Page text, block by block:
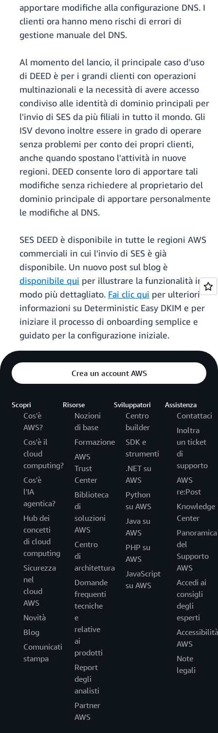
apportare modifiche alla configurazione DNS. I
clienti ora hanno meno rischi di errori di
gestione manuale del DNS.
Al momento del lancio, il principale caso d'uso
di DEED è per i grandi clienti con operazioni
multinazionali e la necessità di avere accesso
condiviso alle identità di dominio principali per
l'invio di SES da più filiali in tutto il mondo. Gli
ISV devono inoltre essere in grado di operare
senza problemi per conto dei propri clienti,
anche quando spostano l'attività in nuove
regioni. DEED consente loro di apportare tali
modifiche senza richiedere al proprietario del
dominio principale di apportare personalmente
le modifiche al DNS.
SES DEED è disponibile in tutte le regioni AWS
commerciali in cui l'invio di SES è già
disponibile. Un nuovo post sul blog è
disponibile qui per illustrare la funzionalità in
modo più dettagliato. Fai clic qui per ulteriori
informazioni su Deterministic Easy DKIM e per
iniziare il processo di onboarding semplice e
guidato per la configurazione iniziale.
Crea un account AWS
Scopri
Cos'è
AWS?
Cos'è il
cloud
computing?
Cos'è
l'IA
agentica?
Hub dei
concetti
di cloud
computing
Sicurezza
nel
cloud
AWS
Novità
Blog
Comunicati
stampa
Risorse
Nozioni
di base
Formazione
AWS
Trust
Center
Biblioteca
di
soluzioni
AWS
Centro
di
architettura
Domande
frequenti
tecniche
e
relative
ai
prodotti
Report
degli
analisti
Partner
AWS
Sviluppatori
Centro
builder
SDK e
strumenti
.NET su
AWS
Python
su AWS
Java su
AWS
PHP su
AWS
JavaScript
su AWS
Assistenza
Contattaci
Inoltra
un ticket
di
supporto
AWS
re:Post
Knowledge
Center
Panoramica
del
Supporto
AWS
Accedi ai
consigli
degli
esperti
Accessibilità
AWS
Note
legali